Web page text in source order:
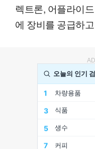
렉트론, 어플라이
에 장비를 공급하